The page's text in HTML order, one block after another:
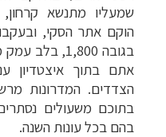
שמעליו מתנשא
הוקם אתר הסקי,
בגובה 1,800, בלב עמק מוקף הרים.
אתם בתוך איצטדיון
הצדדים. המדרונות
בתוכם משעולים
בהם בכל עונות השנה.